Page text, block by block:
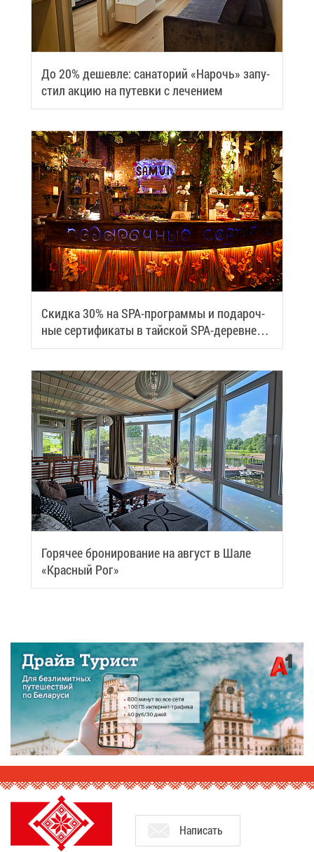
До 20% де­шев­ле: са­на­то­рий «На­рочь» за­пу­
стил ак­цию на пу­тев­ки с ле­че­ни­ем
Скид­ка 30% на SPA-про­грам­мы и по­да­роч­
ные сер­ти­фи­ка­ты в тай­ской SPA-де­ревне
Samui
Го­ря­чее бро­ни­ро­ва­ние на ав­густ в Ша­ле
«Крас­ный Рог»
На­пи­сать